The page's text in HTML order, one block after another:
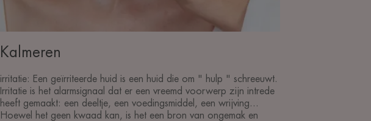
Kalmeren
irritatie: Een geïrriteerde huid is een huid die om " hulp " schreeuwt.
Irritatie is het alarmsignaal dat er een vreemd voorwerp zijn intrede
heeft gemaakt: een deeltje, een voedingsmiddel, een wrijving...
Hoewel het geen kwaad kan, is het een bron van ongemak en